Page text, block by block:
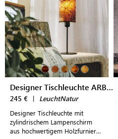
+
Designer Tischleuchte ARBOREUS
245 € | LeuchtNatur
Designer Tischleuchte mit
zylindrischem Lampenschirm
aus hochwertigem Holzfurnier